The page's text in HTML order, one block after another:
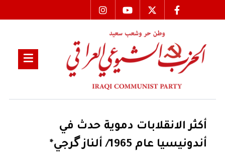
أكثر الانقلابات دموية حدث في
أندونيسيا عام 1965/ ألناز گرجي*